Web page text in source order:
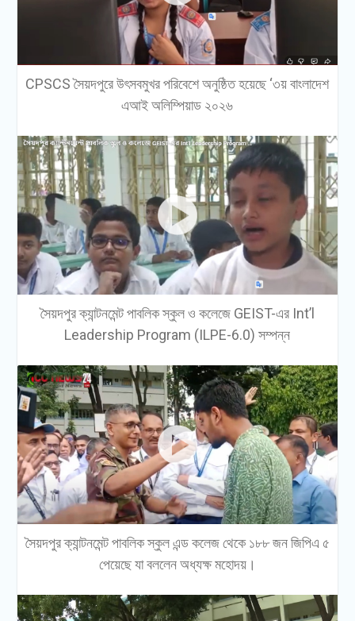
CPSCS সৈয়দপুরে উৎসবমুখর পরিবেশে অনুষ্ঠিত হয়েছে ‘৩য় বাংলাদেশ
এআই অলিম্পিয়াড ২০২৬
সৈয়দপুর ক্যান্টনমেন্ট পাবলিক স্কুল ও কলেজে GEIST-এর Int’l
Leadership Program (ILPE-6.0) সম্পন্ন
সৈয়দপুর ক্যান্টনমেন্ট পাবলিক স্কুল এন্ড কলেজ থেকে ১৮৮ জন জিপিএ ৫
পেয়েছে যা বললেন অধ্যক্ষ মহোদয়।